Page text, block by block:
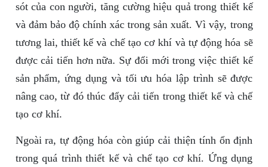
sót của con người, tăng cường hiệu quả trong thiết kế
và đảm bảo độ chính xác trong sản xuất. Vì vậy, trong
tương lai, thiết kế và chế tạo cơ khí và tự động hóa sẽ
được cải tiến hơn nữa. Sự đổi mới trong việc thiết kế
sản phẩm, ứng dụng và tối ưu hóa lập trình sẽ được
nâng cao, từ đó thúc đẩy cải tiến trong thiết kế và chế
tạo cơ khí.
Ngoài ra, tự động hóa còn giúp cải thiện tính ổn định
trong quá trình thiết kế và chế tạo cơ khí. Ứng dụng